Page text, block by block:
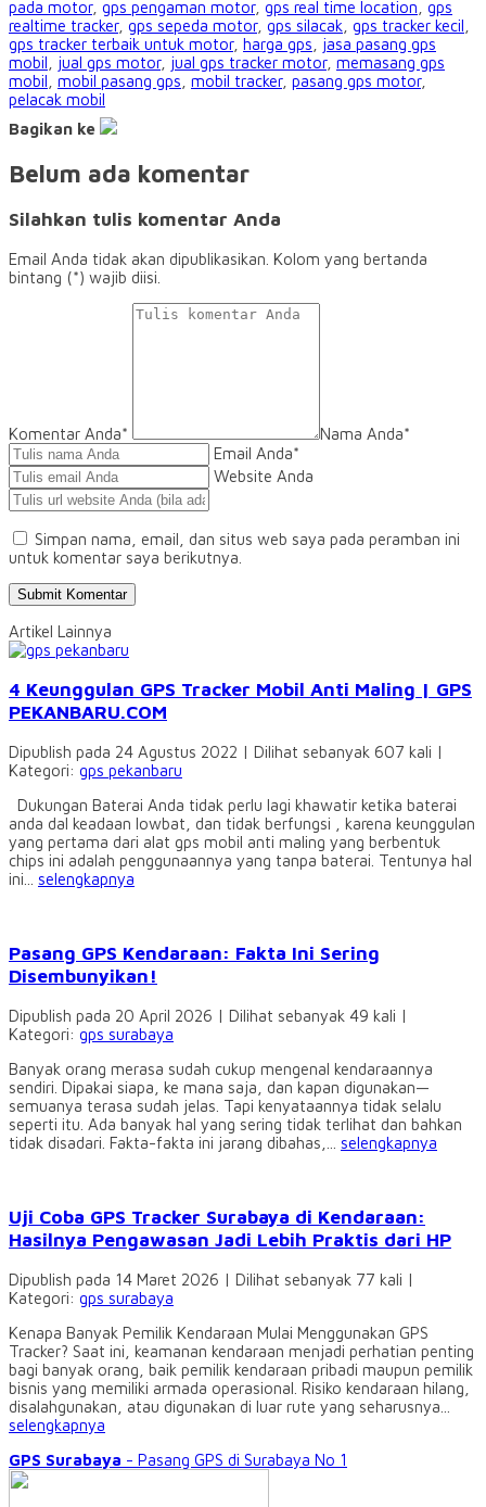
pada motor, gps pengaman motor, gps real time location gps
realtime tracker, gps sepeda motor, gps silacak gps tracker kecil
gps tracker terbaik untuk motor, harga gps
jasa pasang gps
mobil
jual gps motor, jual gps tracker motor, memasang gps
mobil mobil pasang gps mobil tracker, pasang gps motor,
pelacak mobil
Bagikan ke
Belum ada komentar
Silahkan tulis komentar Anda
Email Anda tidak akan dipublikasikan. Kolom yang bertanda
bintang (*) wajib diisi.
Komentar Anda* Nama Anda*
Email Anda*
Website Anda
Simpan nama, email, dan situs web saya pada peramban ini
untuk komentar saya berikutnya.
Artikel Lainnya
4 Keunggulan GPS Tracker Mobil Anti Maling | GPS
PEKANBARU.COM
Dipublish pada 24 Agustus 2022 | Dilihat sebanyak 607 kali |
Kategori: gps pekanbaru
Dukungan Baterai Anda tidak perlu lagi khawatir ketika baterai
anda dal keadaan lowbat, dan tidak berfungsi , karena keunggulan
yang pertama dari alat gps mobil anti maling yang berbentuk
chips ini adalah penggunaannya yang tanpa baterai. Tentunya hal
ini... selengkapnya
Pasang GPS Kendaraan: Fakta Ini Sering
Disembunyikan!
Dipublish pada 20 April 2026 | Dilihat sebanyak 49 kali |
Kategori: gps surabaya
Banyak orang merasa sudah cukup mengenal kendaraannya
sendiri. Dipakai siapa, ke mana saja, dan kapan digunakan—
semuanya terasa sudah jelas. Tapi kenyataannya tidak selalu
seperti itu. Ada banyak hal yang sering tidak terlihat dan bahkan
tidak disadari. Fakta-fakta ini jarang dibahas,... selengkapnya
Uji Coba GPS Tracker Surabaya di Kendaraan:
Hasilnya Pengawasan Jadi Lebih Praktis dari HP
Dipublish pada 14 Maret 2026 | Dilihat sebanyak 77 kali |
Kategori: gps surabaya
Kenapa Banyak Pemilik Kendaraan Mulai Menggunakan GPS
Tracker? Saat ini, keamanan kendaraan menjadi perhatian penting
bagi banyak orang, baik pemilik kendaraan pribadi maupun pemilik
bisnis yang memiliki armada operasional. Risiko kendaraan hilang,
disalahgunakan, atau digunakan di luar rute yang seharusnya...
selengkapnya
GPS Surabaya - Pasang GPS di Surabaya No 1